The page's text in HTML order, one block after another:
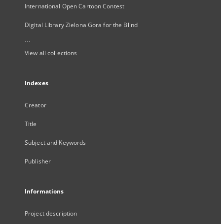
International Open Cartoon Contest
Digital Library Zielona Gora for the Blind
...
View all collections
Indexes
Creator
Title
Subject and Keywords
Publisher
Informations
Project description